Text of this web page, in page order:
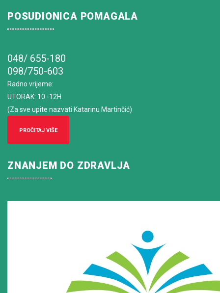
POSUDIONICA POMAGALA
048/ 655-180
098/750-603
Radno vrijeme:
UTORAK: 10 -12H
(Za sve upite nazvati Katarinu Martinčić)
PROČITAJ VIŠE
ZNANJEM DO ZDRAVLJA